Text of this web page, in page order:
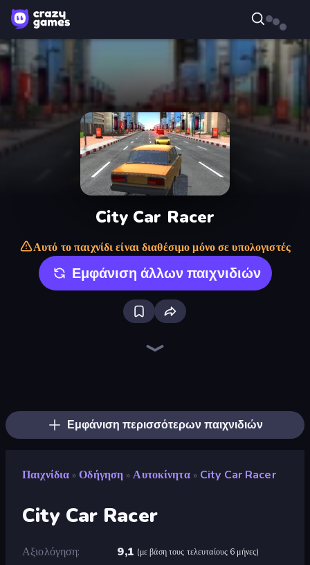
City Car Racer
Αυτό το παιχνίδι είναι διαθέσιμο μόνο σε υπολογιστές
Εμφάνιση άλλων παιχνιδιών
Εμφάνιση περισσότερων παιχνιδιών
Παιχνίδια » Οδήγηση » Αυτοκίνητα » City Car Racer
City Car Racer
Αξιολόγηση 9,1 (με βάση τους τελευταίους 6 μήνες)